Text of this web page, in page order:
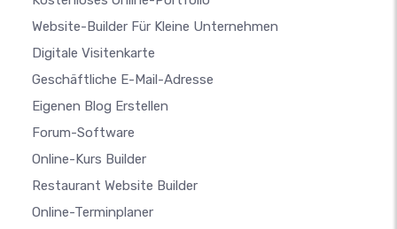
Website-Builder Für Kleine Unternehmen
Digitale Visitenkarte
Geschäftliche E-Mail-Adresse
Eigenen Blog Erstellen
Forum-Software
Online-Kurs Builder
Restaurant Website Builder
Online-Terminplaner